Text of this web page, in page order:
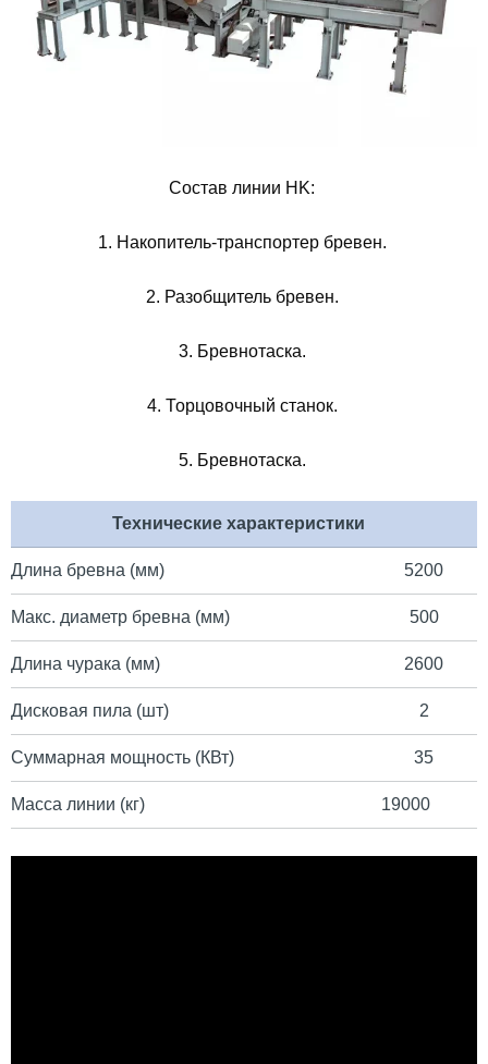
Состав линии HK:
1. Накопитель-транспортер бревен.
2. Разобщитель бревен.
3. Бревнотаска.
4. Торцовочный станок.
5. Бревнотаска.
Технические характеристики
Длина бревна (мм) 5200
Макс. диаметр бревна (мм) 500
Длина чурака (мм) 2600
Дисковая пила (шт) 2
Суммарная мощность (КВт) 35
Масса линии (кг) 19000